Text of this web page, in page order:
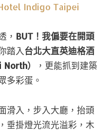
， BUT！我偏要在開頭
踏入台北大直英迪格酒
）
，更能抓到建築
多彩蛋。
滑入，步入大廳，抬頭
垂掛燈光流光溢彩，木